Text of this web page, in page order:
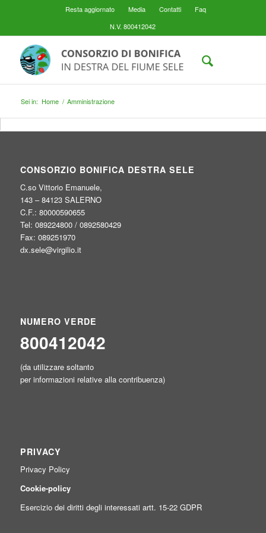
Resta aggiornato Media Contatti
Faq
N.V. 800412042
Sei in: Home / Amministrazione
CONSORZIO BONIFICA DESTRA SELE
C.so Vittorio Emanuele,
143 – 84123 SALERNO
C.F.: 80000590655
Tel: 089224800 / 0892580429
Fax: 089251970
dx.sele@virgilio.it
NUMERO VERDE
800412042
(da utilizzare soltanto
per informazioni relative alla contribuenza)
PRIVACY
Privacy Policy
Cookie-policy
Esercizio dei diritti degli interessati artt. 15-22 GDPR